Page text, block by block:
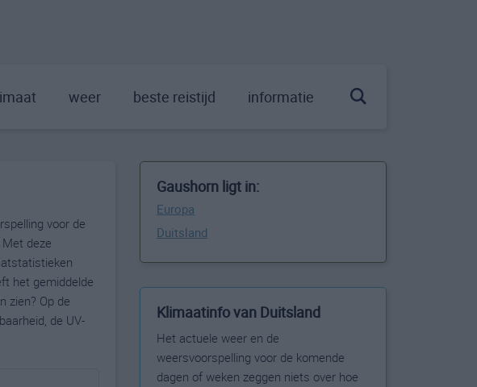
weer beste reistijd informatie
voor de
deze
het gemiddelde
zien? Op de
de UV-
Gaushorn ligt in:
Europa
Duitsland
Klimaatinfo van Duitsland
Het actuele weer en de
weersvoorspelling voor de komende
dagen of weken zeggen niets over hoe